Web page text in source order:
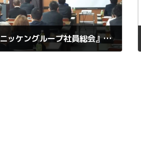
2020年 『ニッケングループ社員総会』 ～ 講演会「ミツバチから学んだ地域ブランディング」～